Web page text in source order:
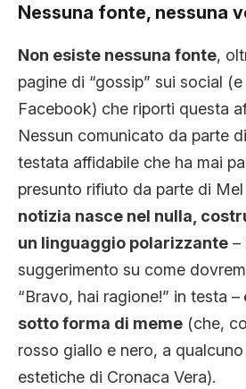
Nessuna fonte, nessuna
Non esiste nessuna fonte,
pagine di “gossip” sui social
Facebook) che riporti questa
Nessun comunicato da parte
testata affidabile che ha mai
presunto rifiuto da parte di Mel
notizia nasce nel nulla,
un linguaggio polarizzante –
suggerimento su come
“Bravo, hai ragione!” in testa –
sotto forma di meme (che,
rosso giallo e nero, a
estetiche di Cronaca Vera).